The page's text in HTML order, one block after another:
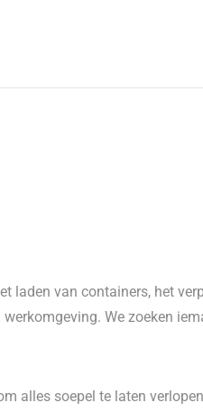
laden van containers, het
We zoeken
alles soepel te laten